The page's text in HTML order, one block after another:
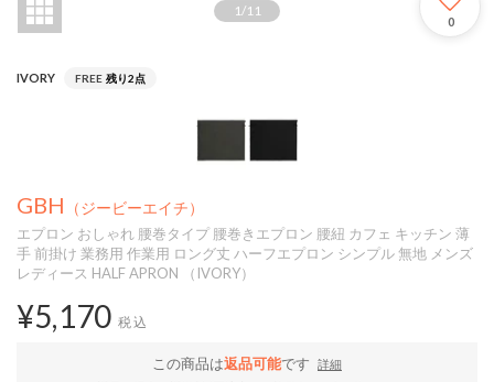
1 /11
0
IVORY FREE 残り2点
GBH （ジービーエイチ）
エプロン おしゃれ 腰巻タイプ 腰巻きエプロン 腰紐 カフェ キッチン 薄
手 前掛け 業務用 作業用 ロング丈 ハーフエプロン シンプル 無地 メンズ
レディース HALF APRON （IVORY）
¥5,170 税込
この商品は返品可能です
詳細